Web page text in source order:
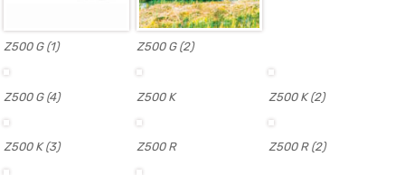
Z500 G (1) Z500 G (2)
Z500 G (4) Z500 K Z500 K (2)
Z500 K (3) Z500 R Z500 R (2)